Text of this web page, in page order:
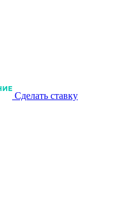
Сделать ставку